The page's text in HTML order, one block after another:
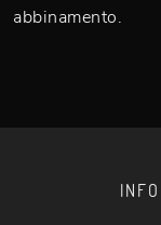
abbinamento.